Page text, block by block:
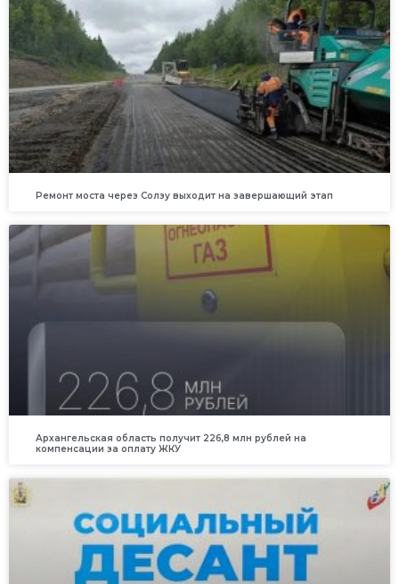
Ремонт моста через Солзу выходит на завершающий этап
Архангельская область получит 226,8 млн рублей на
компенсации за оплату ЖКУ